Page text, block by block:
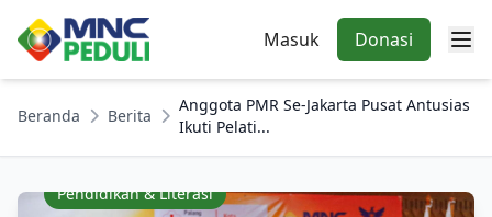
Masuk Donasi
Beranda Berita
Anggota PMR Se-Jakarta Pusat Antusias
Ikuti Pelati...
Pendidikan & Literasi